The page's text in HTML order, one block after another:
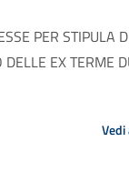
PER STIPULA
EX TERME
Vedi